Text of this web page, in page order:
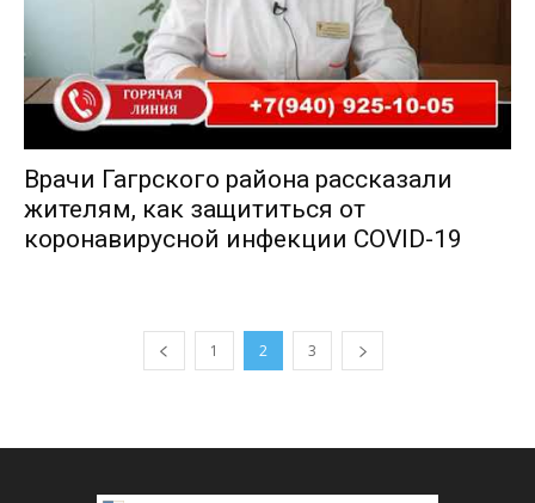
Врачи Гагрского района рассказали
жителям, как защититься от
коронавирусной инфекции COVID-19
1 2 3